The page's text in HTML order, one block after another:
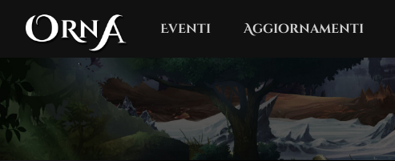
Eventi Aggiornamenti